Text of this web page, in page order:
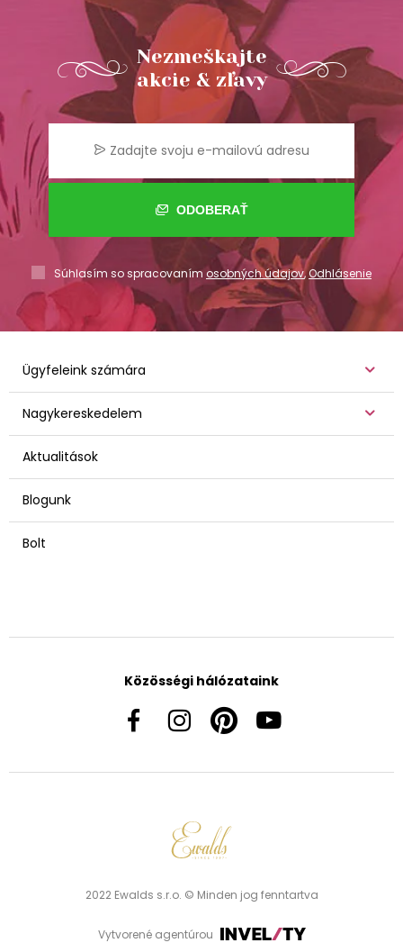
Nezmeškajte
akcie & zľavy
ODOBERAŤ
Súhlasím so spracovaním osobných údajov,Odhlásenie
Ügyfeleink számára
Nagykereskedelem
Aktualitások
Blogunk
Bolt
Közösségi hálózataink
2022 Ewalds s.r.o. © Minden jog fenntartva
Vytvorené agentúrou